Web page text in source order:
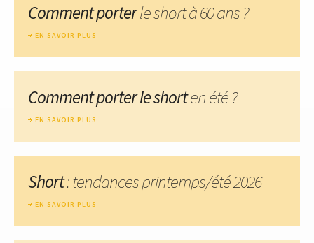
Comment porterle short à 60 ans ?
EN SAVOIR PLUS
Comment porter le shorten été ?
EN SAVOIR PLUS
Short: tendances printemps/été 2026
EN SAVOIR PLUS